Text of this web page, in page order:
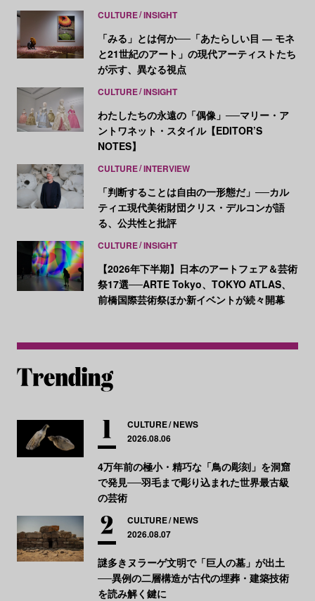
CULTURE INSIGHT
「みる」とは何か──「あたらしい目 ― モネ
と21世紀のアート」の現代アーティストたち
が示す、異なる視点
CULTURE INSIGHT
わたしたちの永遠の「偶像」──マリー・ア
ントワネット・スタイル【EDITOR’S
NOTES】
CULTURE INTERVIEW
「判断することは自由の一形態だ」──カル
ティエ現代美術財団クリス・デルコンが語
る、公共性と批評
CULTURE INSIGHT
【2026年下半期】日本のアートフェア＆芸術
祭17選──ARTE Tokyo、TOKYO ATLAS、
前橋国際芸術祭ほか新イベントが続々開幕
CULTURE NEWS
2026.08.06
4万年前の極小・精巧な「鳥の彫刻」を洞窟
で発見──羽毛まで彫り込まれた世界最古級
の芸術
CULTURE NEWS
2026.08.07
謎多きヌラーゲ文明で「巨人の墓」が出土
──異例の二層構造が古代の埋葬・建築技術
を読み解く鍵に